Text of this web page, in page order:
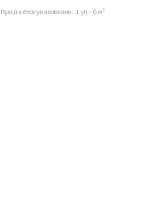
Продаётся упаковками: 1 уп. - 6 м2